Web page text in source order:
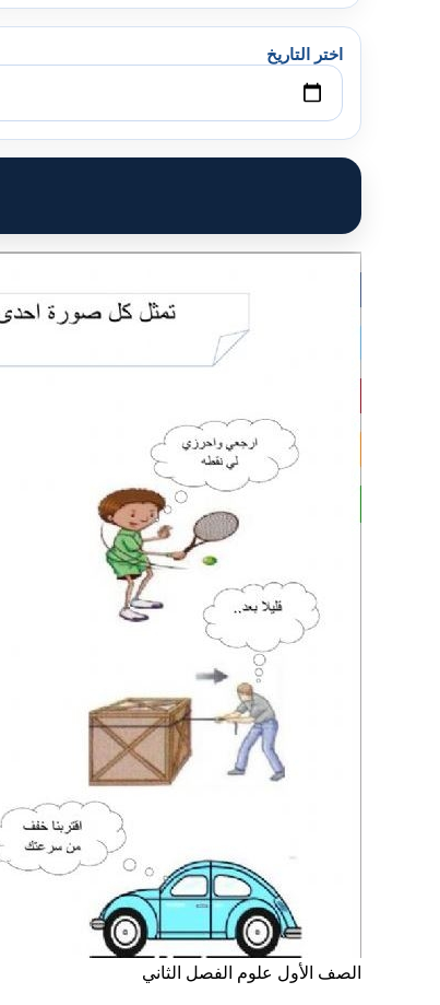
اختر التاريخ
الصف الأول علوم الفصل الثاني